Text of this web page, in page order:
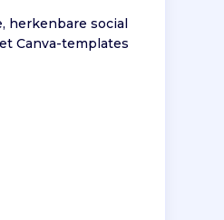
herkenbare social
Canva-templates